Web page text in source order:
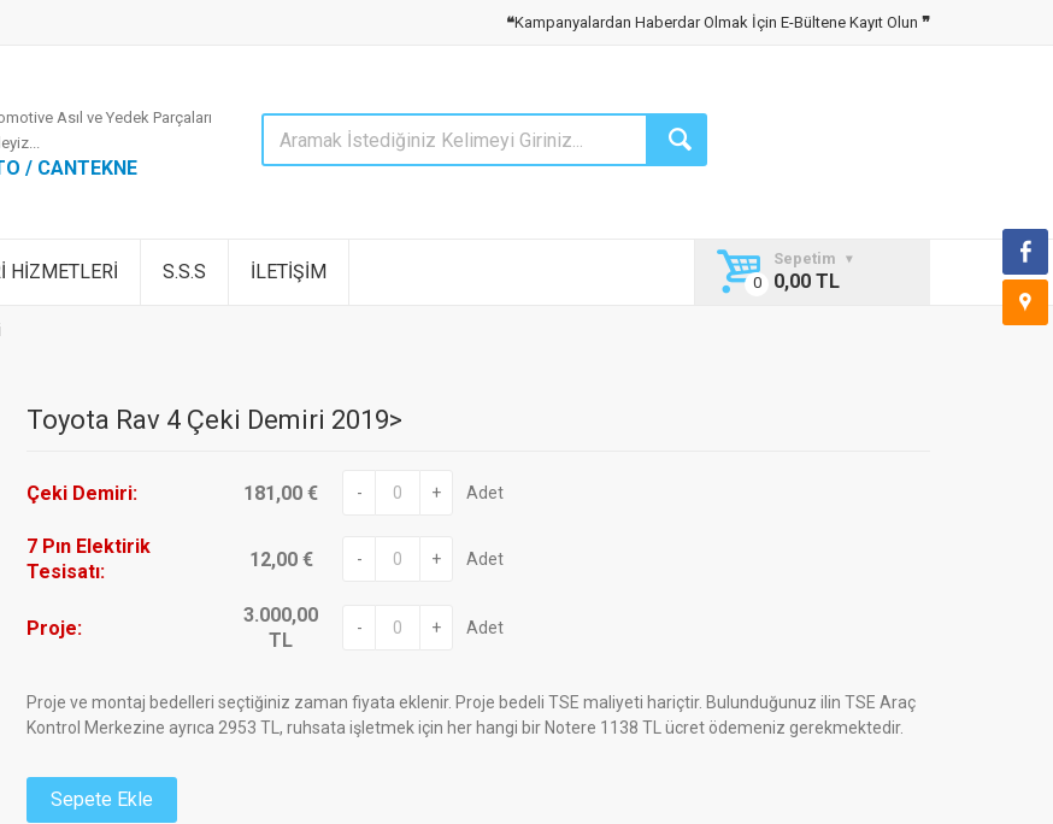
❝Kampanyalardan Haberdar Olmak İçin E-Bültene Kayıt Olun ❞
Asıl ve Yedek Parçaları
/ CANTEKNE
HİZMETLERİ S.S.S İLETİŞİM
Sepetim
0,00 TL
Toyota Rav 4 Çeki Demiri 2019>
Çeki Demiri: 181,00 € - + Adet
7 Pın Elektirik
Tesisatı:
12,00 € - + Adet
Proje:
3.000,00
TL
- + Adet
Proje ve montaj bedelleri seçtiğiniz zaman fiyata eklenir. Proje bedeli TSE maliyeti hariçtir. Bulunduğunuz ilin TSE Araç
Kontrol Merkezine ayrıca 2953 TL, ruhsata işletmek için her hangi bir Notere 1138 TL ücret ödemeniz gerekmektedir.
Sepete Ekle